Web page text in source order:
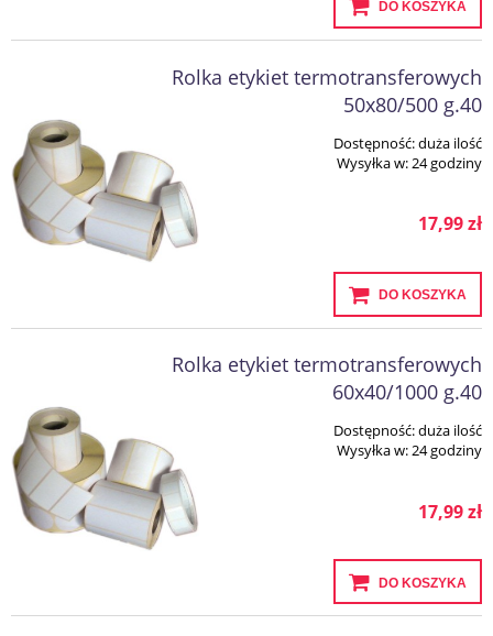
DO KOSZYKA
Rolka etykiet termotransferowych
50x80/500 g.40
Dostępność:duża ilość
Wysyłka w:24 godziny
17,99 zł
DO KOSZYKA
Rolka etykiet termotransferowych
60x40/1000 g.40
Dostępność:duża ilość
Wysyłka w:24 godziny
17,99 zł
DO KOSZYKA